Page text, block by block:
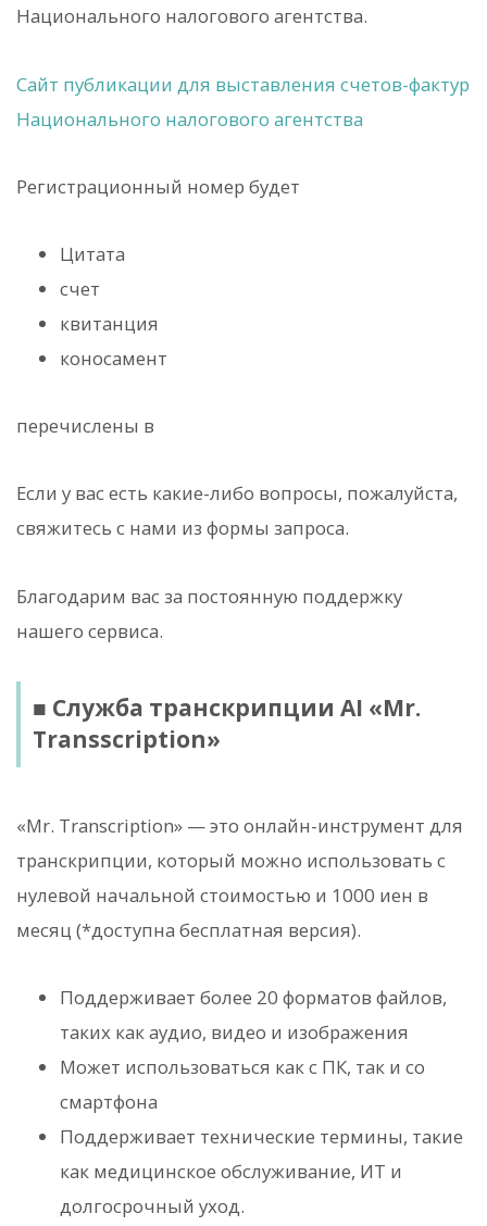
Национального налогового агентства.
Сайт публикации для выставления счетов-фактур
Национального налогового агентства
Регистрационный номер будет
Цитата
счет
квитанция
коносамент
перечислены в
Если у вас есть какие-либо вопросы, пожалуйста,
свяжитесь с нами из формы запроса.
Благодарим вас за постоянную поддержку
нашего сервиса.
■ Служба транскрипции AI «Mr.
Transscription»
«Mr. Transcription» — это онлайн-инструмент для
транскрипции, который можно использовать с
нулевой начальной стоимостью и 1000 иен в
месяц (*доступна бесплатная версия).
Поддерживает более 20 форматов файлов,
таких как аудио, видео и изображения
Может использоваться как с ПК, так и со
смартфона
Поддерживает технические термины, такие
как медицинское обслуживание, ИТ и
долгосрочный уход.